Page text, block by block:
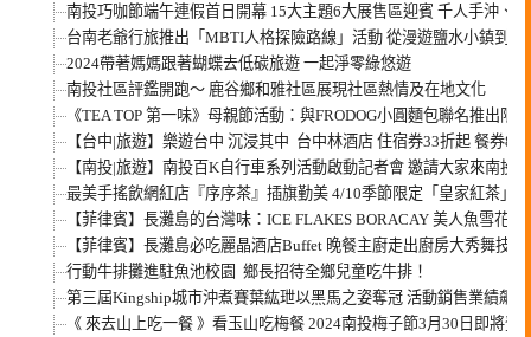
南投巧咖節端午連假首日開幕 15大主題6大展售區迎賓 千人手沖、
台南老爺行旅推出「MBTI人格探險路線」活動 從漫遊鹽水小鎮到
2024帶著媽媽跟著蝴蝶去低碳旅遊 一起淨零綠悠遊
南投社區評鑑開跑～ 鹿谷鄉和雅社區展現社區熱情及在地文化
《TEA TOP 第一味》母親節活動：與FRODOG小圓麵包聯名推出限
【台中|旅遊】樂遊台中 沉浸其中 台中林酒店 住宿券33折起 餐券88
【南投|旅遊】南投百K自行車系列活動啟動記者會 邀請大家來南投
最美手搖飲網紅店『序序茶』插旗勤美 4/10季節限定「皇家紅茶」
【菲律賓】長灘島的台灣味：ICE FLAKES BORACAY 美人魚雪花冰
【菲律賓】長灘島必吃麗晶酒店Buffet 晚餐主廚走出廚房大秀舞技
行動牛排攤進駐魚池校園 鄉長招待全鄉兒童吃牛排！
第三屆Kingship城市沖煮賽葉紘玴以黑馬之姿奪冠 活動銷售業績飆
《 來去山上吃一餐 》看玉山吃梅餐 2024南投梅子節3月30日即將登